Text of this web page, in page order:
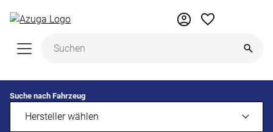
Suche nach Fahrzeug